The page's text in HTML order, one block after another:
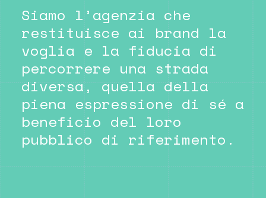
Siamo l’agenzia che
restituisce ai brand la
voglia e la fiducia di
percorrere una strada
diversa, quella della
piena espressione di sé a
beneficio del loro
pubblico di riferimento.